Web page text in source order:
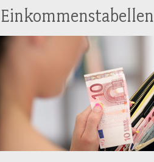
Einkommenstabellen